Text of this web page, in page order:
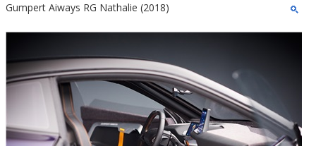
Gumpert Aiways RG Nathalie (2018)